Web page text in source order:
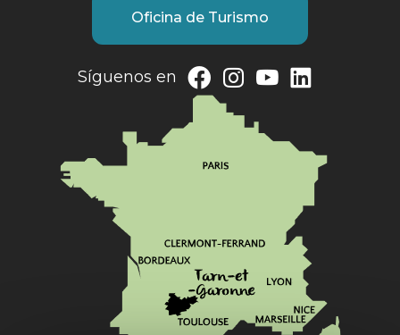
Oficina de Turismo
Síguenos en